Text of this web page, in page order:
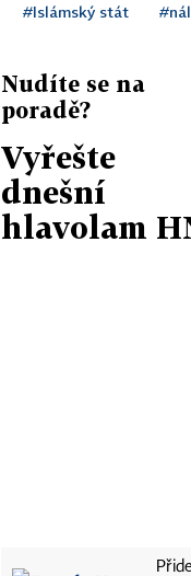
#Islámský stát
Nudíte se na
poradě?
Vyřešte
dnešní
hlavolam